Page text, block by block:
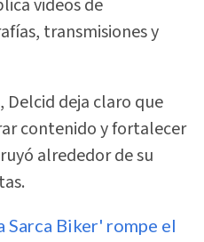
videos de
transmisiones y
Delcid deja claro que
contenido y fortalecer
alrededor de su
Sarca Biker' rompe el